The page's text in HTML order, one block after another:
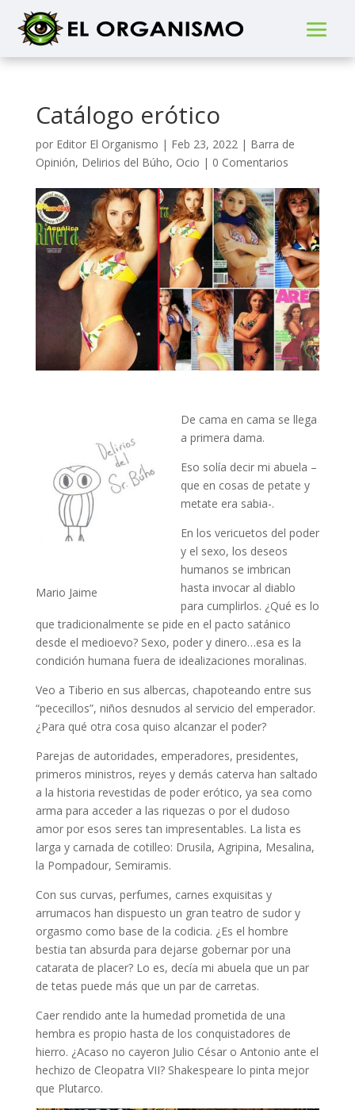
Catálogo erótico
por Editor El Organismo | Feb 23, 2022| Barra de
Opinión, Delirios del Búho, Ocio | 0 Comentarios
Mario Jaime
De cama en cama se llega
a primera dama.
Eso solía decir mi abuela –
que en cosas de petate y
metate era sabia-.
En los vericuetos del poder
y el sexo, los deseos
humanos se imbrican
hasta invocar al diablo
para cumplirlos. ¿Qué es lo
que tradicionalmente se pide en el pacto satánico
desde el medioevo? Sexo, poder y dinero…esa es la
condición humana fuera de idealizaciones moralinas.
Veo a Tiberio en sus albercas, chapoteando entre sus
“pececillos”, niños desnudos al servicio del emperador.
¿Para qué otra cosa quiso alcanzar el poder?
Parejas de autoridades, emperadores, presidentes,
primeros ministros, reyes y demás caterva han saltado
a la historia revestidas de poder erótico, ya sea como
arma para acceder a las riquezas o por el dudoso
amor por esos seres tan impresentables. La lista es
larga y carnada de cotilleo: Drusila, Agripina, Mesalina,
la Pompadour, Semiramis.
Con sus curvas, perfumes, carnes exquisitas y
arrumacos han dispuesto un gran teatro de sudor y
orgasmo como base de la codicia. ¿Es el hombre
bestia tan absurda para dejarse gobernar por una
catarata de placer? Lo es, decía mi abuela que un par
de tetas puede más que un par de carretas.
Caer rendido ante la humedad prometida de una
hembra es propio hasta de los conquistadores de
hierro. ¿Acaso no cayeron Julio César o Antonio ante el
hechizo de Cleopatra VII? Shakespeare lo pinta mejor
que Plutarco.